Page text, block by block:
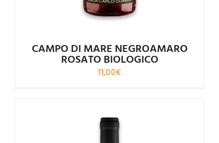
CAMPO DI MARE NEGROAMARO
ROSATO BIOLOGICO
11,00€